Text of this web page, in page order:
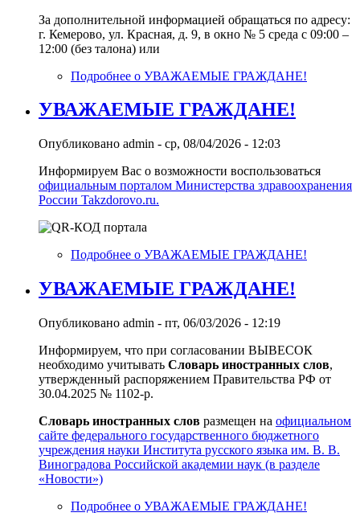
За дополнительной информацией обращаться по адресу:
г. Кемерово, ул. Красная, д. 9, в окно № 5 среда с 09:00 –
12:00 (без талона) или
Подробнее о УВАЖАЕМЫЕ ГРАЖДАНЕ!
УВАЖАЕМЫЕ ГРАЖДАНЕ!
Опубликовано admin - ср, 08/04/2026 - 12:03
Информируем Вас о возможности воспользоваться
официальным порталом Министерства здравоохранения
России Takzdorovo.ru.
Подробнее о УВАЖАЕМЫЕ ГРАЖДАНЕ!
УВАЖАЕМЫЕ ГРАЖДАНЕ!
Опубликовано admin - пт, 06/03/2026 - 12:19
Информируем, что при согласовании ВЫВЕСОК
необходимо учитывать Словарь иностранных слов,
утвержденный распоряжением Правительства РФ от
30.04.2025 № 1102-р.
Словарь иностранных слов размещен на официальном
сайте федерального государственного бюджетного
учреждения науки Института русского языка им. В. В.
Виноградова Российской академии наук (в разделе
«Новости»)
Подробнее о УВАЖАЕМЫЕ ГРАЖДАНЕ!